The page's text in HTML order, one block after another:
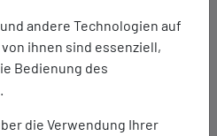
andere Technologien auf
ihnen sind essenziell,
Bedienung des
die Verwendung Ihrer
Mittelsohlen-Dämpfung
Laufgefühl im
Dämpfung
Stoßdämpfendes
das für Dämpfung und